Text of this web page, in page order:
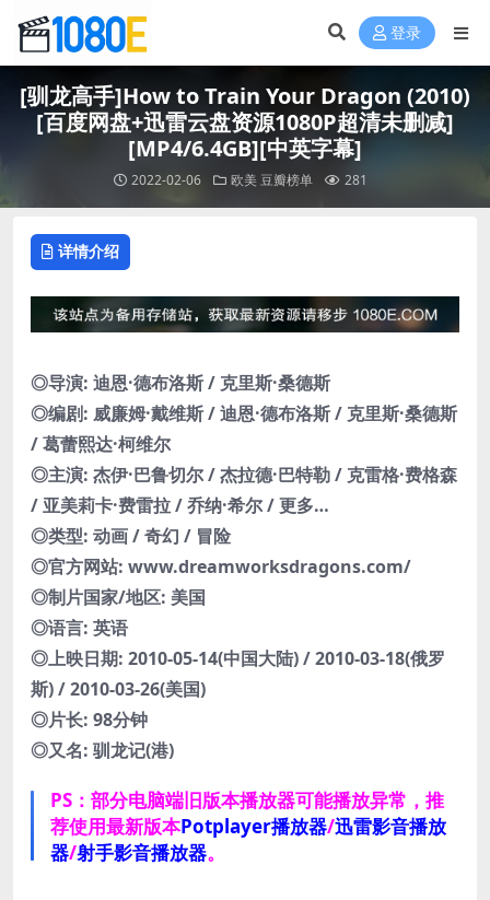
登录
[驯龙高手]How to Train Your Dragon (2010)
[百度网盘+迅雷云盘资源1080P超清未删减]
[MP4/6.4GB][中英字幕]
2022-02-06 欧美豆瓣榜单 281
详情介绍
◎导演: 迪恩·德布洛斯 / 克里斯·桑德斯
◎编剧: 威廉姆·戴维斯 / 迪恩·德布洛斯 / 克里斯·桑德斯
/ 葛蕾熙达·柯维尔
◎主演: 杰伊·巴鲁切尔 / 杰拉德·巴特勒 / 克雷格·费格森
/ 亚美莉卡·费雷拉 / 乔纳·希尔 / 更多…
◎类型: 动画 / 奇幻 / 冒险
◎官方网站: www.dreamworksdragons.com/
◎制片国家/地区: 美国
◎语言: 英语
◎上映日期: 2010-05-14(中国大陆) / 2010-03-18(俄罗
斯) / 2010-03-26(美国)
◎片长: 98分钟
◎又名: 驯龙记(港)
PS：部分电脑端旧版本播放器可能播放异常，推
荐使用最新版本Potplayer播放器/迅雷影音播放
器/射手影音播放器。